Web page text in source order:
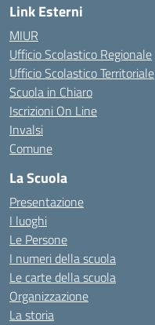
Link Esterni
MIUR
Ufficio Scolastico Regionale
Ufficio Scolastico Territoriale
Scuola in Chiaro
Iscrizioni On Line
Invalsi
Comune
La Scuola
Presentazione
I luoghi
Le Persone
I numeri della scuola
Le carte della scuola
Organizzazione
La storia